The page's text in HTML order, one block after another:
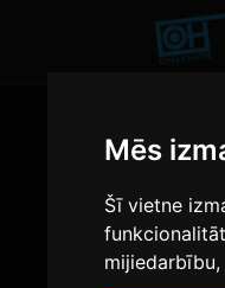
Mēs
Šī vietne
mijiedarbību,